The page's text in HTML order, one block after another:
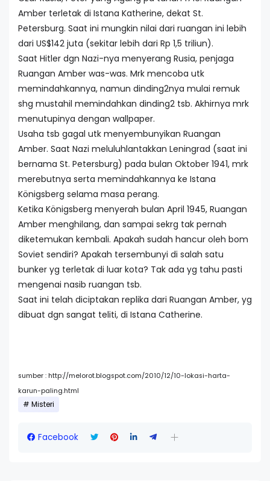
Amber terletak di Istana Katherine, dekat St.
Petersburg. Saat ini mungkin nilai dari ruangan ini lebih
dari US$142 juta (sekitar lebih dari Rp 1,5 triliun).
Saat Hitler dgn Nazi-nya menyerang Rusia, penjaga
Ruangan Amber was-was. Mrk mencoba utk
memindahkannya, namun dinding2nya mulai remuk
shg mustahil memindahkan dinding2 tsb. Akhirnya mrk
menutupinya dengan wallpaper.
Usaha tsb gagal utk menyembunyikan Ruangan
Amber. Saat Nazi meluluhlantakkan Leningrad (saat ini
bernama St. Petersburg) pada bulan Oktober 1941, mrk
merebutnya serta memindahkannya ke Istana
Königsberg selama masa perang.
Ketika Königsberg menyerah bulan April 1945, Ruangan
Amber menghilang, dan sampai sekrg tak pernah
diketemukan kembali. Apakah sudah hancur oleh bom
Soviet sendiri? Apakah tersembunyi di salah satu
bunker yg terletak di luar kota? Tak ada yg tahu pasti
mengenai nasib ruangan tsb.
Saat ini telah diciptakan replika dari Ruangan Amber, yg
dibuat dgn sangat teliti, di Istana Catherine.
sumber : http://melorot.blogspot.com/2010/12/10-lokasi-harta-
karun-paling.html
Misteri
Facebook